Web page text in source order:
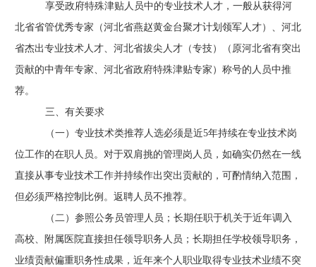
享受政府特殊津贴人员中的专业技术人才，一般从获得河
北省省管优秀专家 （河北省燕赵黄金台聚才计划领军人才） 、河北
省杰出专业技术人才、河北省拔尖人才（专技）（ 原河北省有突出
贡献的中青年专家、河北省政府特殊津贴专家 ） 称号的人员中推
荐。
三、有关要求
（一） 专业技术类推荐人选必须是近5年持续在专业技术岗
位工作的在职人员。对于双肩挑的管理岗人员，如确实仍然在一线
直接从事专业技术工作并持续作出突出贡献的，可酌情纳入范围，
但必须严格控制比例。返聘人员不推荐。
（二） 参照公务员管理人员 ； 长期任职于机关于近年调入
高校、附属医院直接担任领导职务人员 ； 长期担任学校领导职务，
业绩贡献偏重职务性成果，近年来个人职业取得专业技术业绩不突